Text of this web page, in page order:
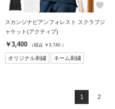
favorite
スカンジナビアンフォレスト スクラブジ
ャケット(アクティブ)
￥3,400 （税込 ￥3,740 ）
オリジナル刺繍 ネーム刺繍
1 2